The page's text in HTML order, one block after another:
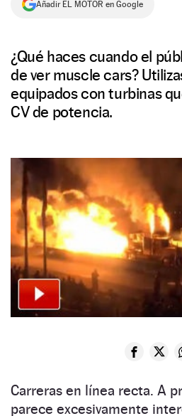
SÍGUENOS
Añadir EL MOTOR en Google
¿Qué haces cuando el
de ver muscle cars?
equipados con turbinas
CV de potencia.
Carreras en línea recta. A
parece excesivamente